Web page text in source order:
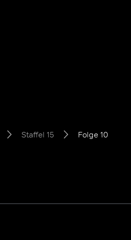
Staffel 15 Folge 10